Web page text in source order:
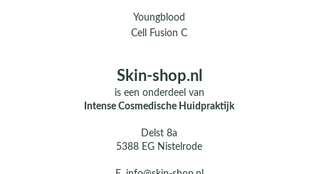
Youngblood
Cell Fusion C
Skin-shop.nl
is een onderdeel van
Intense Cosmedische Huidpraktijk
Delst 8a
5388 EG Nistelrode